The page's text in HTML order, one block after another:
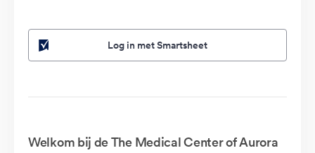
Log in met Smartsheet
Welkom bij de The Medical Center of Aurora